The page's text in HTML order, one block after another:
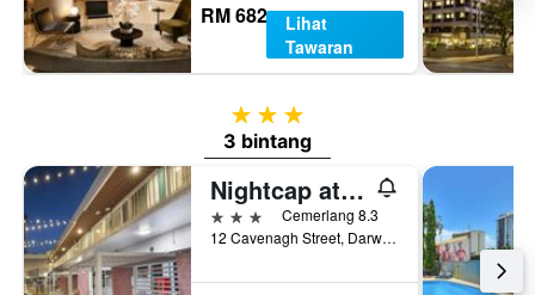
RM 682
Lihat
Tawaran
3 bintang
3 bintang
Nightcap at the Cavenagh
3 bintangCemerlang 8.3
12 Cavenagh Street, Darwin, NT, Australia